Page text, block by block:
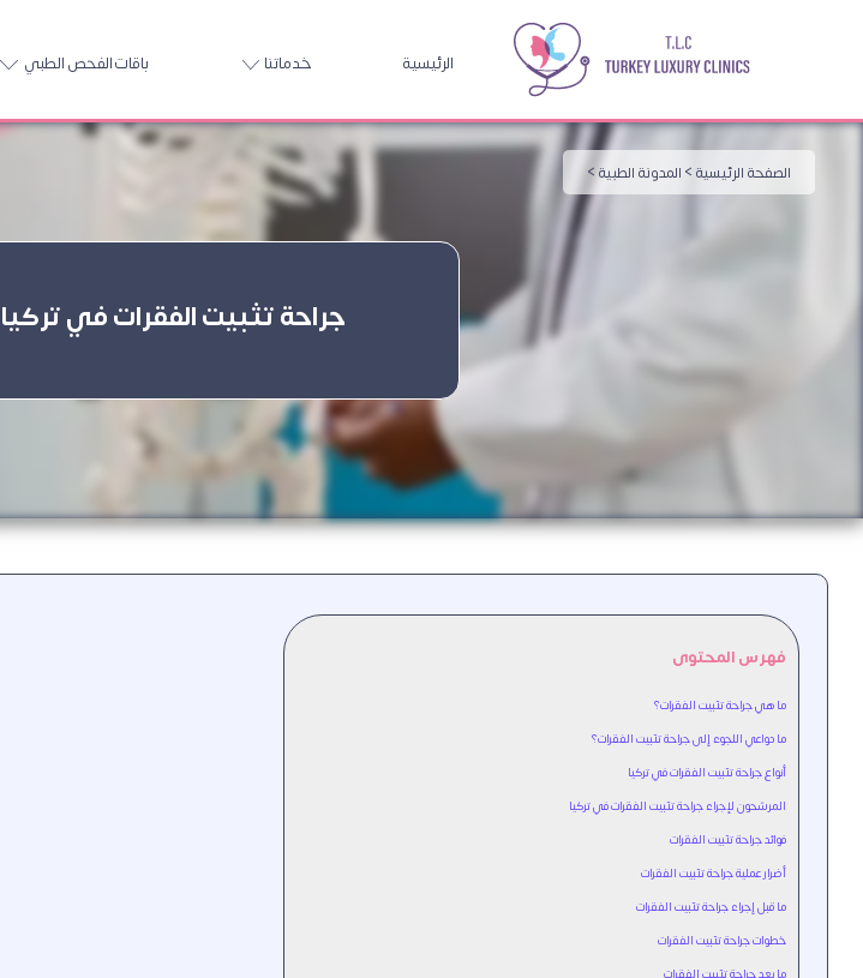
الرئيسية خدماتنا باقات الفحص الطبي
جراحة تثبيت الفقرات في
الصفحة الرئيسية >المدونة الطبية >
فهرس المحتوى
ما هي جراحة تثبيت الفقرات؟
ما دواعي اللجوء إلى جراحة تثبيت الفقرات؟
أنواع جراحة تثبيت الفقرات في تركيا
المرشحون لإجراء جراحة تثبيت الفقرات في تركيا
فوائد جراحة تثبيت الفقرات
أضرار عملية جراحة تثبيت الفقرات
ما قبل إجراء جراحة تثبيت الفقرات
خطوات جراحة تثبيت الفقرات
ما بعد جراحة تثبيت الفقرات